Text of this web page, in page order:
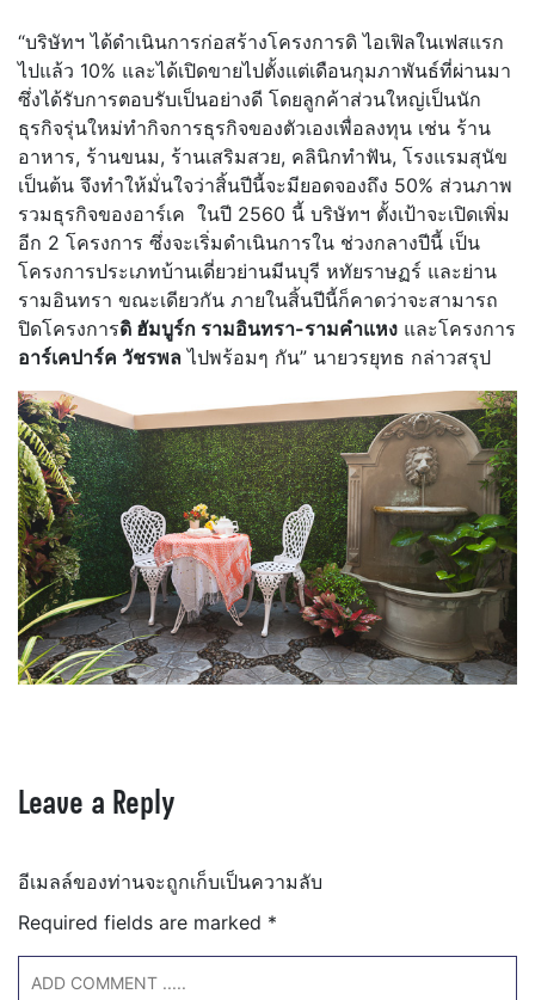
“บริษัทฯ ได้ดำเนินการก่อสร้างโครงการดิ ไอเฟิลในเฟสแรก
ไปแล้ว 10% และได้เปิดขายไปตั้งแต่เดือนกุมภาพันธ์ที่ผ่านมา
ซึ่งได้รับการตอบรับเป็นอย่างดี โดยลูกค้าส่วนใหญ่เป็นนัก
ธุรกิจรุ่นใหม่ทำกิจการธุรกิจของตัวเองเพื่อลงทุน เช่น ร้าน
อาหาร, ร้านขนม, ร้านเสริมสวย, คลินิกทำฟัน, โรงแรมสุนัข
เป็นต้น จึงทำให้มั่นใจว่าสิ้นปีนี้จะมียอดจองถึง 50% ส่วนภาพ
รวมธุรกิจของอาร์เค ในปี 2560 นี้ บริษัทฯ ตั้งเป้าจะเปิดเพิ่ม
อีก 2 โครงการ ซึ่งจะเริ่มดำเนินการใน ช่วงกลางปีนี้ เป็น
โครงการประเภทบ้านเดี่ยวย่านมีนบุรี หทัยราษฏร์ และย่าน
รามอินทรา ขณะเดียวกัน ภายในสิ้นปีนี้ก็คาดว่าจะสามารถ
ปิดโครงการดิ ฮัมบูร์ก รามอินทรา-รามคำแหง และโครงการ
อาร์เคปาร์ค วัชรพล ไปพร้อมๆ กัน” นายวรยุทธ กล่าวสรุป
Leave a Reply
อีเมลล์ของท่านจะถูกเก็บเป็นความลับ
Required fields are marked *